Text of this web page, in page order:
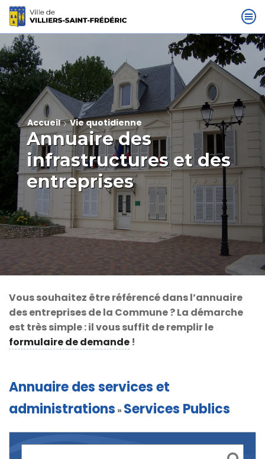
Accueil Vie quotidienne
Annuaire des
infrastructures et des
entreprises
Vous souhaitez être référencé dans l’annuaire
des entreprises de la Commune ? La démarche
est très simple : il vous suffit de remplir le
formulaire de demande !
Annuaire des services et
administrations » Services Publics